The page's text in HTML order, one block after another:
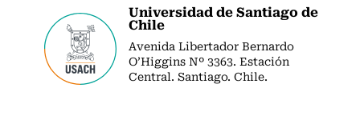
Universidad de Santiago de
Chile
Avenida Libertador Bernardo
O’Higgins Nº 3363. Estación
Central. Santiago. Chile.